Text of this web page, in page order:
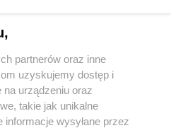
partnerów oraz inne
uzyskujemy dostęp i
urządzeniu oraz
takie jak unikalne
informacje wysyłane przez